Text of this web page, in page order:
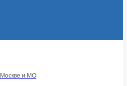
Москве и МО